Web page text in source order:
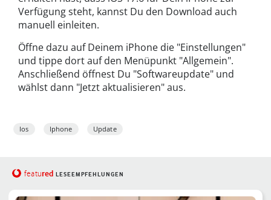
Verfügung steht, kannst Du den Download auch
manuell einleiten.
Öffne dazu auf Deinem iPhone die "Einstellungen"
und tippe dort auf den Menüpunkt "Allgemein".
Anschließend öffnest Du "Softwareupdate" und
wählst dann "Jetzt aktualisieren" aus.
Ios Iphone Update
featured LESEEMPFEHLUNGEN